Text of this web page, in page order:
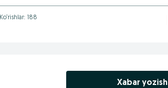
Ko‘rishlar: 188
Xabar yozish